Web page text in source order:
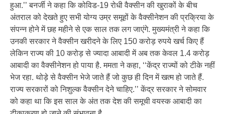
हुआ.’’ बनर्जी ने कहा कि कोविड-19 रोधी वैक्सीन की खुराकों के बीच
अंतराल को देखते हुए सभी योग्य उम्र समूहों के वैक्सीनेशन की प्रक्रिया के
संपन्न होने में छह महीने से एक साल तक लग जाएंगे. मुख्यमंत्री ने कहा कि
उनकी सरकार ने वैक्सीन खरीदने के लिए 150 करोड़ रुपये खर्च किए हैं
लेकिन राज्य की 10 करोड़ से ज्यादा आबादी में अब तक केवल 1.4 करोड़
आबादी का वैक्सीनेशन हो पाया है. ममता ने कहा, ‘‘केंद्र राज्यों को टीके नहीं
भेज रहा. थोड़े से वैक्सीन भेजे जाते हैं जो कुछ ही दिन में खत्म हो जाते हैं.
राज्य सरकारों को निशुल्क वैक्सीन देने चाहिए.’’ केंद्र सरकार ने सोमवार
को कहा था कि इस साल के अंत तक देश की समूची वयस्क आबादी का